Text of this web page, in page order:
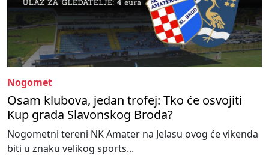
Nogomet
Osam klubova, jedan trofej: Tko će osvojiti
Kup grada Slavonskog Broda?
Nogometni tereni NK Amater na Jelasu ovog će vikenda
biti u znaku velikog sports...